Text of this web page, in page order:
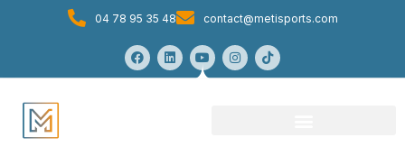
04 78 95 35 48 contact@metisports.com